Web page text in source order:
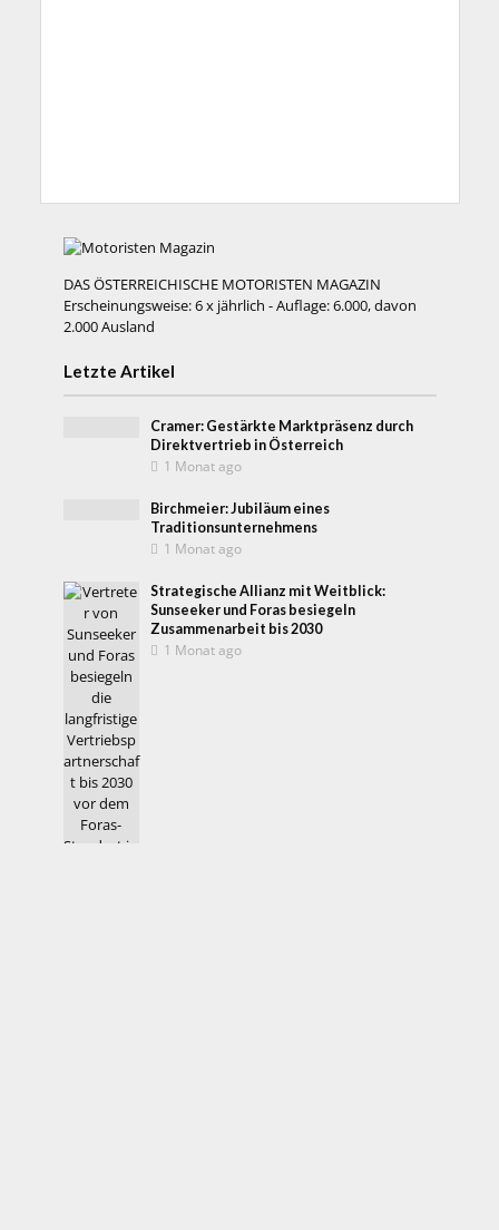
DAS ÖSTERREICHISCHE MOTORISTEN MAGAZIN
Erscheinungsweise: 6 x jährlich - Auflage: 6.000, davon
2.000 Ausland
Letzte Artikel
Cramer: Gestärkte Marktpräsenz durch
Direktvertrieb in Österreich
1 Monat ago
Birchmeier: Jubiläum eines
Traditionsunternehmens
1 Monat ago
Strategische Allianz mit Weitblick:
Sunseeker und Foras besiegeln
Zusammenarbeit bis 2030
1 Monat ago